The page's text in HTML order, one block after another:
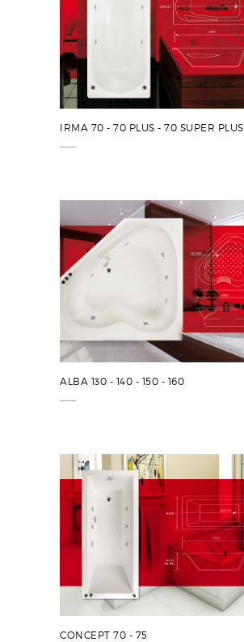
IRMA 70 - 70 PLUS - 70 SUPER PLUS
ALBA 130 - 140 - 150 - 160
CONCEPT 70 - 75